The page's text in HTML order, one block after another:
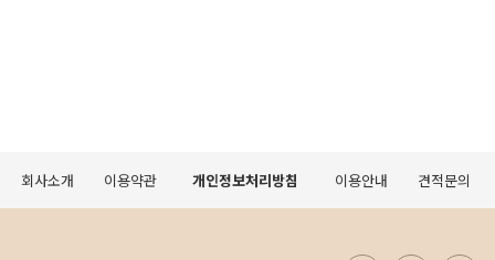
회사소개 이용약관 개인정보처리방침 이용안내 견적문의